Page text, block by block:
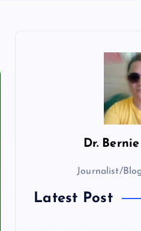
Dr.
Journalist/
Latest Post